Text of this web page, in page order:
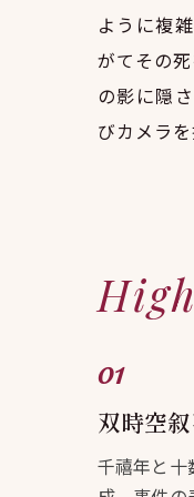
ように複
がてその
の影に隠
びカメラ
双時空
千禧年と十